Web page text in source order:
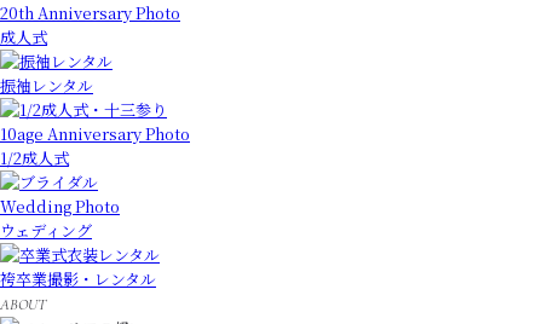
20th Anniversary Photo
成人式
振袖レンタル
10age Anniversary Photo
1/2成人式
Wedding Photo
ウェディング
袴卒業撮影・レンタル
ABOUT